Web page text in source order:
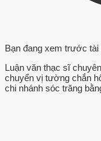
Bạn đang xem trước tài
Luận văn thạc sĩ
chuyển vị tường chắn
chi nhánh sóc trăng